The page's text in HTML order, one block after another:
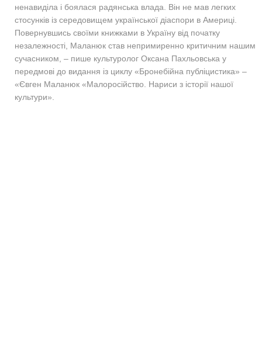
ненавиділа і боялася радянська влада. Він не мав легких
стосунків із середовищем української діаспори в Америці.
Повернувшись своїми книжками в Україну від початку
незалежності, Маланюк став непримиренно критичним нашим
сучасником, – пише культуролог Оксана Пахльовська у
передмові до видання із циклу «Бронебійна публіцистика» –
«Євген Маланюк «Малоросійство. Нариси з історії нашої
культури».